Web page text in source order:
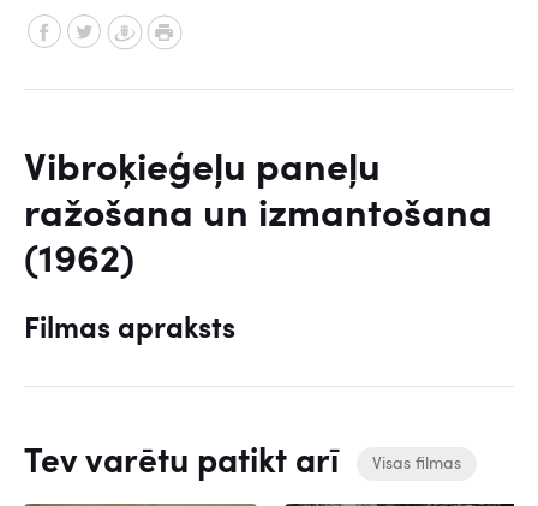
Vibroķieģeļu paneļu
ražošana un izmantošana
(1962)
Filmas apraksts
Tev varētu patikt arī Visas filmas